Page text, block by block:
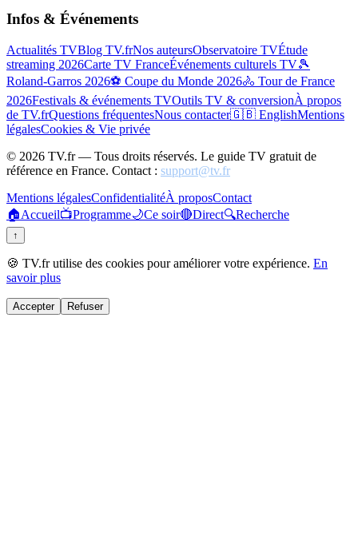
Infos & Événements
Actualités TVBlog TV.frNos auteursObservatoire TVÉtude
streaming 2026Carte TV FranceÉvénements culturels TV🎾
Roland-Garros 2026⚽ Coupe du Monde 2026🚴 Tour de France
2026Festivals & événements TVOutils TV & conversionÀ propos
de TV.frQuestions fréquentesNous contacter🇬🇧 EnglishMentions
légalesCookies & Vie privée
© 2026 TV.fr — Tous droits réservés. Le guide TV gratuit de
référence en France. Contact : support@tv.fr
Mentions légalesConfidentialitéÀ proposContact
🏠Accueil📺Programme🌙Ce soir🔴Direct🔍Recherche
↑
🍪 TV.fr utilise des cookies pour améliorer votre expérience. En
savoir plus
Accepter Refuser